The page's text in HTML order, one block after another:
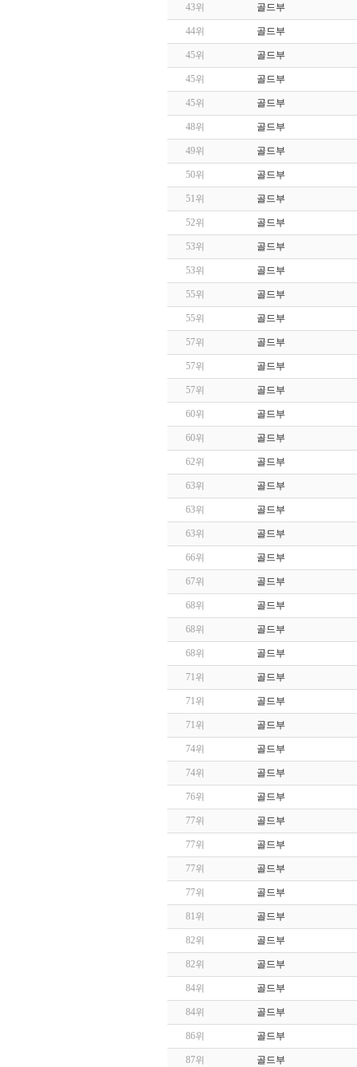
43위 골드부
44위 골드부
45위 골드부
45위 골드부
45위 골드부
48위 골드부
49위 골드부
50위 골드부
51위 골드부
52위 골드부
53위 골드부
53위 골드부
55위 골드부
55위 골드부
57위 골드부
57위 골드부
57위 골드부
60위 골드부
60위 골드부
62위 골드부
63위 골드부
63위 골드부
63위 골드부
66위 골드부
67위 골드부
68위 골드부
68위 골드부
68위 골드부
71위 골드부
71위 골드부
71위 골드부
74위 골드부
74위 골드부
76위 골드부
77위 골드부
77위 골드부
77위 골드부
77위 골드부
81위 골드부
82위 골드부
82위 골드부
84위 골드부
84위 골드부
86위 골드부
87위 골드부